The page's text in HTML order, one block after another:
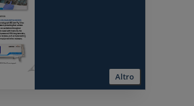
Altro